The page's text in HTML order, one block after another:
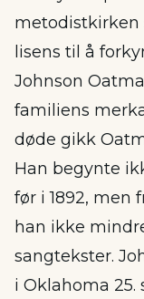
lisens til å
Johnson
familiens
døde gikk
Han begynte
før i 1892, men
han ikke
sangtekster.
i Oklahoma 25.